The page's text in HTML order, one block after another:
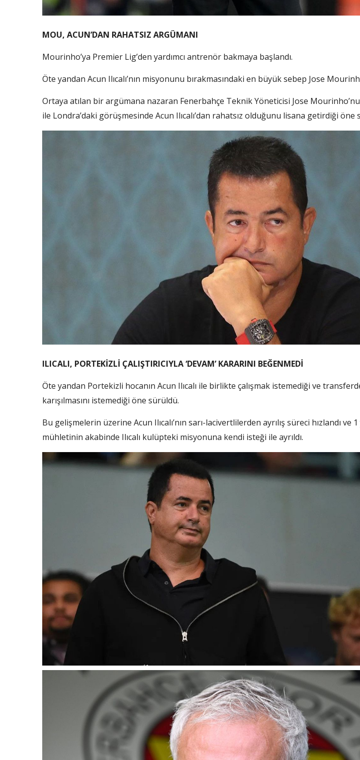
MOU, ACUN’DAN RAHATSIZ ARGÜMANI
Mourinho’ya Premier Lig’den yardımcı antrenör bakmaya başlandı.
Öte yandan Acun Ilıcalı’nın misyonunu bırakmasındaki en büyük sebep Jose
Ortaya atılan bir argümana nazaran Fenerbahçe Teknik Yöneticisi Jose
ile Londra’daki görüşmesinde Acun Ilıcalı’dan rahatsız olduğunu lisana getirdiği öne
ILICALI, PORTEKİZLİ ÇALIŞTIRICIYLA ‘DEVAM’ KARARINI BEĞENMEDİ
Öte yandan Portekizli hocanın Acun Ilıcalı ile birlikte çalışmak istemediği ve
karışılmasını istemediği öne sürüldü.
Bu gelişmelerin üzerine Acun Ilıcalı’nın sarı-lacivertlilerden ayrılış süreci hızlandı ve 1
mühletinin akabinde Ilıcalı kulüpteki misyonuna kendi isteği ile ayrıldı.